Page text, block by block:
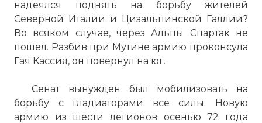
надеялся поднять на борьбу жителей
Северной Италии и Цизальпинской Галлии?
Во всяком случае, черезАльпы
Спартак не
пошел. Разбив при Мутине армию проконсула
Гая Кассия, он повернул на юг.
Сенат вынужден был мобилизовать на
борьбу с гладиаторами все силы. Новую
армию из шести легионов осенью 72 года